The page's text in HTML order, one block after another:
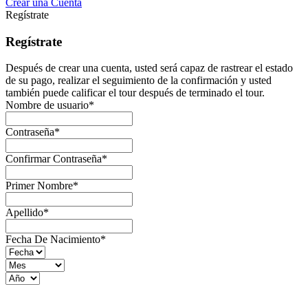
Regístrate
Regístrate
Después de crear una cuenta, usted será capaz de rastrear el estado
de su pago, realizar el seguimiento de la confirmación y usted
también puede calificar el tour después de terminado el tour.
Nombre de usuario*
Contraseña*
Confirmar Contraseña*
Primer Nombre*
Apellido*
Fecha De Nacimiento*